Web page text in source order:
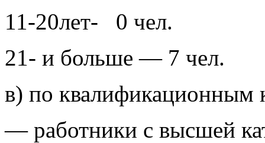
11-20лет- 0 чел.
21- и больше — 7 чел.
в) по квалификационным
— работники с высшей